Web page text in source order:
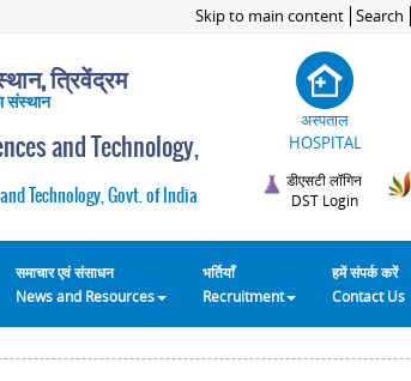
Skip to main content Search
त्रिवेंद्रम
संस्थान
and Technology,
Technology, Govt. of India
अस्पताल
HOSPITAL
डीएसटी लॉगिन
DST Login
समाचार एवं संसाधन
News and Resources
भर्तियाँ
Recruitment
हमें संपर्क करें
Contact Us